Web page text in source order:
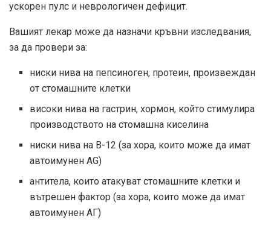
ускорен пулс и неврологичен дефицит.
Вашият лекар може да назначи кръвни изследвания,
за да провери за:
ниски нива на пепсиноген, протеин, произвеждан
от стомашните клетки
високи нива на гастрин, хормон, който стимулира
производството на стомашна киселина
ниски нива на B-12 (за хора, които може да имат
автоимунен AG)
антитела, които атакуват стомашните клетки и
вътрешен фактор (за хора, които може да имат
автоимунен АГ)